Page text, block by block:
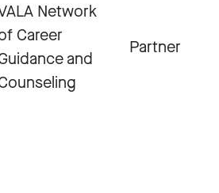
Network
Career
and
Partner